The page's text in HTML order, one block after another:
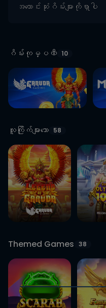
အကောင်းဆုံးဂိမ်းများကိုရှာပါ
ဂိမ်းကုမ္ပဏီ 10
လူကြိုက်များသော 58
Themed Games 38
Dialog
Default description